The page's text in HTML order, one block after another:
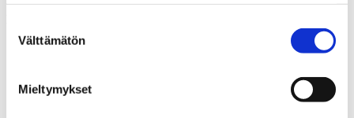
valinta
Välttämätön
Mieltymykset